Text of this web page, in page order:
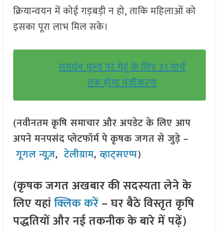
क्रियान्वयन में कोई गड़बड़ी न हो, ताकि महिलाओं को
इसका पूरा लाभ मिल सके।
समर्थन मूल्य पर गेहूं के लिए 31 मार्च
तक होगा पंजीकरण
(नवीनतम कृषि समाचार और अपडेट के लिए आप
अपने मनपसंद प्लेटफॉर्म पे कृषक जगत से जुड़े –
गूगल न्यूज़,टेलीग्राम,व्हाट्सएप्प)
(कृषक जगत अखबार की सदस्यता लेने के
लिए यहांक्लिक करें– घर बैठे विस्तृत कृषि
पद्धतियों और नई तकनीक के बारे में पढ़ें)